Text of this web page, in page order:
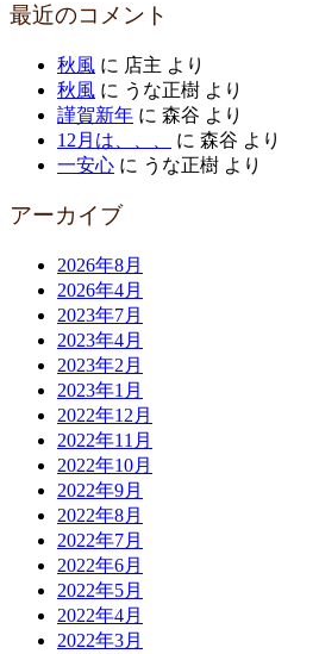
最近のコメント
秋風 に 店主 より
秋風 に うな正樹 より
謹賀新年 に 森谷 より
12月は、、、
に 森谷 より
一安心 に うな正樹 より
アーカイブ
2026年8月
2026年4月
2023年7月
2023年4月
2023年2月
2023年1月
2022年12月
2022年11月
2022年10月
2022年9月
2022年8月
2022年7月
2022年6月
2022年5月
2022年4月
2022年3月